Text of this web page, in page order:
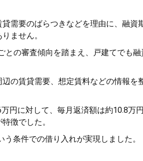
需要のばらつきなどを理由に、融資
ません。
との審査傾向を踏まえ、戸建てでも
の賃貸需要、想定賃料などの情報を
円に対して、毎月返済額は約10.8万
徴でした。
条件での借り入れが実現しました。